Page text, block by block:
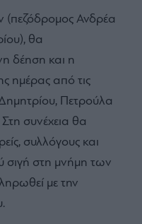
Ανδρέα
θα
δέηση και η
ημέρας από τις
Πετρούλα
συνέχεια θα
συλλόγους και
σιγή στη μνήμη των
με την